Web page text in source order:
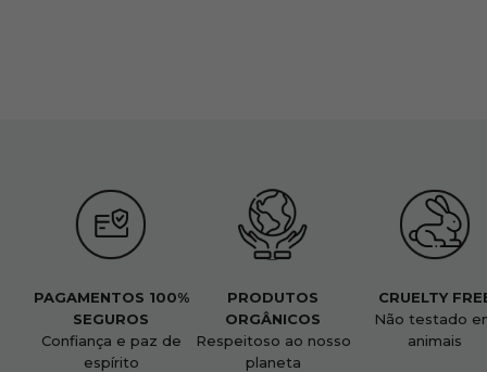
PAGAMENTOS 100%
SEGUROS
Confiança e paz de
espírito
PRODUTOS
ORGÂNICOS
Respeitoso ao nosso
planeta
CRUELTY
Não testado
animais